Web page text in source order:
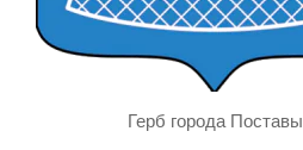
Герб города Поставы